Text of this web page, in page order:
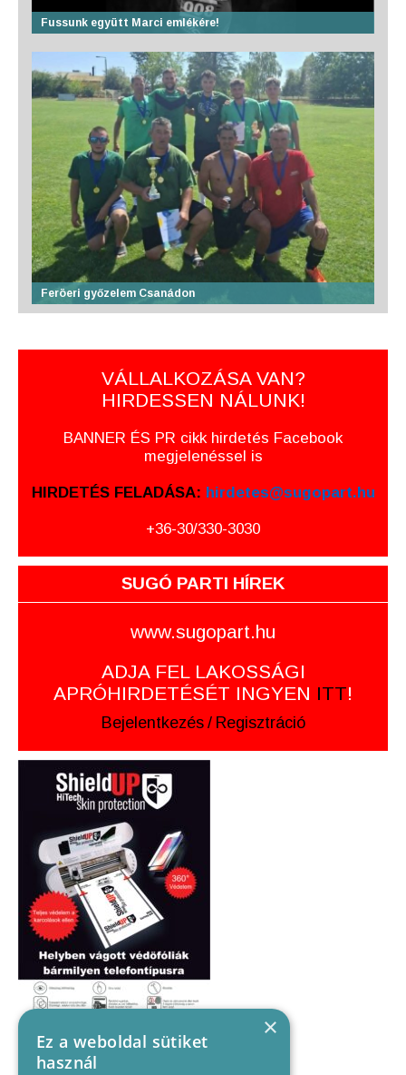
Fussunk együtt Marci emlékére!
Feröeri győzelem Csanádon
VÁLLALKOZÁSA VAN?
HIRDESSEN NÁLUNK!
BANNER ÉS PR cikk hirdetés Facebook
megjelenéssel is
HIRDETÉS FELADÁSA: hirdetes@sugopart.hu
+36-30/330-3030
SUGÓ PARTI HÍREK
www.sugopart.hu
ADJA FEL LAKOSSÁGI
APRÓHIRDETÉSÉT INGYEN ITT!
Bejelentkezés / Regisztráció
×
Ez a weboldal sütiket
használ